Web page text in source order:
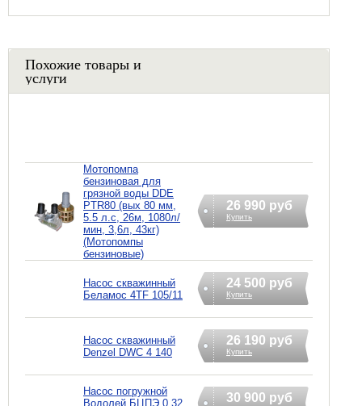
Похожие товары и
услуги
Мотопомпа
бензиновая для
грязной воды DDE
PTR80 (вых 80 мм,
5.5 л.c, 26м, 1080л/
мин, 3,6л, 43кг)
(Мотопомпы
бензиновые)
26 990 руб
Купить
Насос скважинный
Беламос 4TF 105/11
24 500 руб
Купить
Насос скважинный
Denzel DWC 4 140
26 190 руб
Купить
Насос погружной
Водолей БЦПЭ 0.32
30 900 руб